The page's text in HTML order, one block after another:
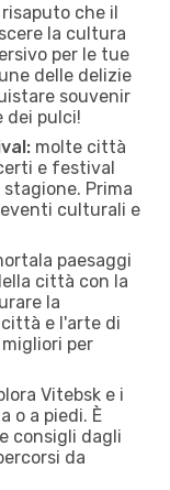
risaputo che il
la cultura
per le tue
delle delizie
souvenir
dei pulci!
molte città
e festival
Prima
culturali e
paesaggi
città con la
la
e l'arte di
per
Vitebsk e i
o a piedi. È
consigli dagli
da